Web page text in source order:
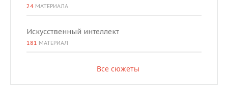
24 МАТЕРИАЛА
Искусственный интеллект
181 МАТЕРИАЛ
Все сюжеты